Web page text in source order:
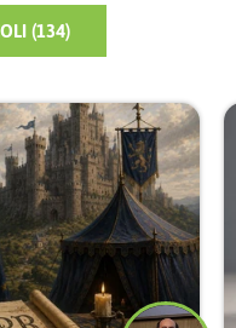
(134)